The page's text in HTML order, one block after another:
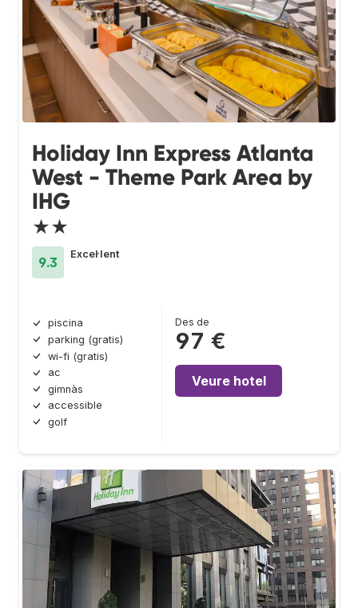
Holiday Inn Express Atlanta
West - Theme Park Area by
IHG
★★
9.3
Excel·lent
piscina
parking (gratis)
wi-fi (gratis)
ac
gimnàs
accessible
golf
Des de
97 €
Veure hotel